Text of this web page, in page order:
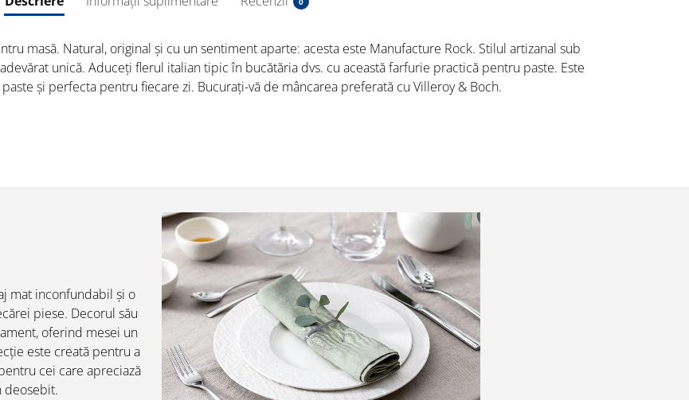
masă. Natural, original și cu un sentiment aparte: acesta este Manufacture Rock. Stilul artizanal sub
unică. Aduceți flerul italian tipic în bucătăria dvs. cu această farfurie practică pentru paste. Este
și perfecta pentru fiecare zi. Bucurați-vă de mâncarea preferată cu Villeroy & Boch.
mat inconfundabil și o
piese. Decorul său
oferind mesei un
este creată pentru a
cei care apreciază
deosebit.